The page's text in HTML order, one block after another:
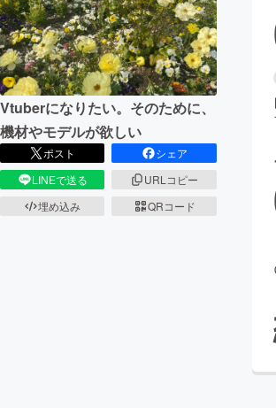
テクノロジー・ガジェット
映像・映画
ビジネス・起業
まちづくり・地域活性化
Vtuberになりたい。そのために、
機材やモデルが欲しい
ポスト
シェア
LINEで送る
URLコピー
埋め込み
QRコード